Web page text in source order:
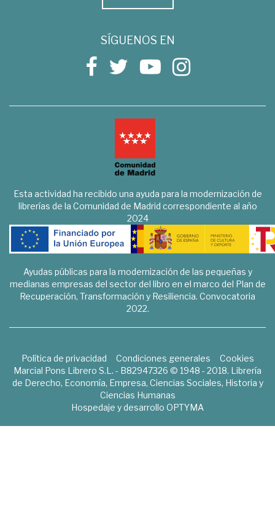
SÍGUENOS EN
Esta actividad ha recibido una ayuda para la modernización de
librerías de la Comunidad de Madrid correspondiente al año
2024
Ayudas públicas para la modernización de las pequeñas y
medianas empresas del sector del libro en el marco del Plan de
Recuperación, Transformación y Resiliencia. Convocatoria
2022.
Política de privacidad Condiciones generales
Cookies
Marcial Pons Librero S.L. - B82947326 © 1948 - 2018. Librería
de Derecho, Economía, Empresa, Ciencias Sociales, Historia y
Ciencias Humanas
Hospedaje y desarrollo OPTYMA